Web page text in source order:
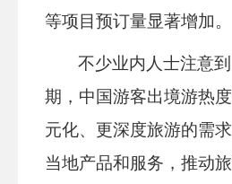
等项目预订量显著增加。
不少业内人士注意
期，中国游客出境游热
元化、更深度旅游的需
当地产品和服务，推动旅